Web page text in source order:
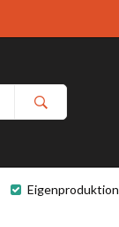
Eigenproduktion